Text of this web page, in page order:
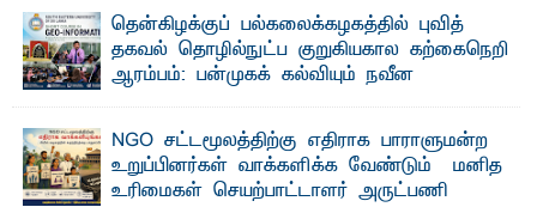
"ஒ ரு மாணவனின் அல்லது மாணவியின் கனவு என்னால்
கலைக்கப்படாது" என்ற உறுதியை ஒவ்வொரு மாணவரும் ...
தென்கிழக்குப் பல்கலைக்கழகத்தில் புவித்
தகவல் தொழில்நுட்ப குறுகியகால கற்கைநெறி
ஆரம்பம்: பன்முகக் கல்வியும் நவீன
தொழில்நுட்பமும் காலத்தின் தேவை – பீடாதிபதி
பேராசிரியர் எம். எம். பாஸில்
தெ ன்கிழக்குப் பல்கலைக்கழகத்தின் கலை மற்றும் கலாசார
பீடத்தின் புவியியல் துறையினால் ...
NGO சட்டமூலத்திற்கு எதிராக பாராளுமன்ற
உறுப்பினர்கள் வாக்களிக்க வேண்டும் – மனித
உரிமைகள் செயற்பாட்டாளர் அருட்பணி